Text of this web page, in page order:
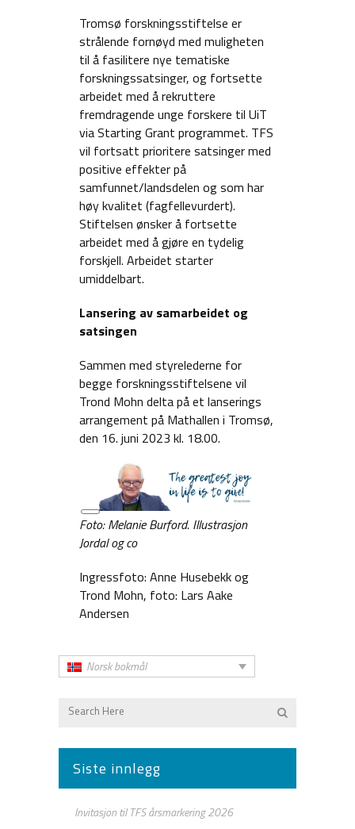
Tromsø forskningsstiftelse er
strålende fornøyd med muligheten
til å fasilitere nye tematiske
forskningssatsinger, og fortsette
arbeidet med å rekruttere
fremdragende unge forskere til UiT
via Starting Grant programmet. TFS
vil fortsatt prioritere satsinger med
positive effekter på
samfunnet/landsdelen og som har
høy kvalitet (fagfellevurdert).
Stiftelsen ønsker å fortsette
arbeidet med å gjøre en tydelig
forskjell. Arbeidet starter
umiddelbart.
Lansering av samarbeidet og
satsingen
Sammen med styrelederne for
begge forskningsstiftelsene vil
Trond Mohn delta på et lanserings
arrangement på Mathallen i Tromsø,
den 16. juni 2023 kl. 18.00.
Lang
beskrivelse
Foto: Melanie Burford. Illustrasjon
Jordal og co
Ingressfoto: Anne Husebekk og
Trond Mohn, foto: Lars Aake
Andersen
Norsk bokmål
Siste innlegg
Invitasjon til TFS årsmarkering 2026